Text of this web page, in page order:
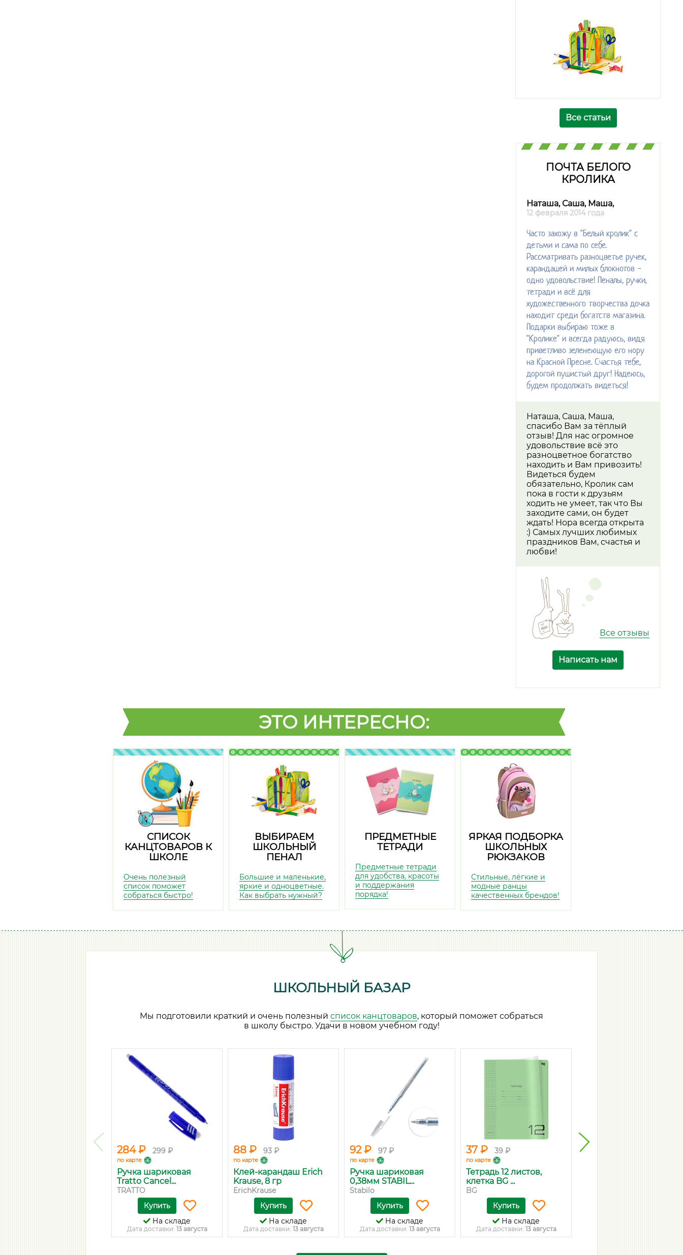
Все статьи
ПОЧТА БЕЛОГО
КРОЛИКА
Наташа, Саша, Маша,
12 февраля 2014 года
Часто захожу в "Белый кролик" с
детьми и сама по себе.
Рассматривать разноцветье ручек,
карандашей и милых блокнотов -
одно удовольствие! Пеналы, ручки,
тетради и всё для
художественного творчества дочка
находит среди богатств магазина.
Подарки выбираю тоже в
"Кролике" и всегда радуюсь, видя
приветливо зеленеющую его нору
на Красной Пресне. Счастья тебе,
дорогой пушистый друг! Надеюсь,
будем продолжать видеться!
Наташа, Саша, Маша,
спасибо Вам за тёплый
отзыв! Для нас огромное
удовольствие всё это
разноцветное богатство
находить и Вам привозить!
Видеться будем
обязательно, Кролик сам
пока в гости к друзьям
ходить не умеет, так что Вы
заходите сами, он будет
ждать! Нора всегда открыта
:) Самых лучших любимых
праздников Вам, счастья и
любви!
Все отзывы
Написать нам
ЭТО ИНТЕРЕСНО:
СПИСОК
КАНЦТОВАРОВ К
ШКОЛЕ
Очень полезный
список поможет
собраться быстро!
ВЫБИРАЕМ
ШКОЛЬНЫЙ
ПЕНАЛ
Большие и маленькие,
яркие и одноцветные.
Как выбрать нужный?
ПРЕДМЕТНЫЕ
ТЕТРАДИ
Предметные тетради
для удобства, красоты
и поддержания
порядка!
ЯРКАЯ ПОДБОРКА
ШКОЛЬНЫХ
РЮКЗАКОВ
Стильные, лёгкие и
модные ранцы
качественных брендов!
ШКОЛЬНЫЙ БАЗАР
Мы подготовили краткий и очень полезный список канцтоваров, который поможет собраться
в школу быстро. Удачи в новом учебном году!
284 ₽ 299 ₽
по карте
Ручка шариковая
Tratto Cancel...
TRATTO
Купить
На складе
Дата доставки: 13 августа
88 ₽ 93 ₽
по карте
Клей-карандаш Erich
Krause, 8 гр
ErichKrause
Купить
На складе
Дата доставки: 13 августа
92 ₽ 97 ₽
по карте
Ручка шариковая
0,38мм STABIL...
Stabilo
Купить
На складе
Дата доставки: 13 августа
37 ₽ 39 ₽
по карте
Тетрадь 12 листов,
клетка BG ...
BG
Купить
На складе
Дата доставки: 13 августа
259 ₽